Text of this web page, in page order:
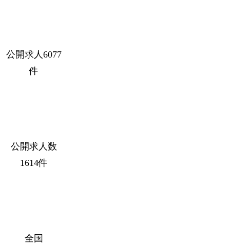
公開求人6077
件
公開求人数
1614件
全国